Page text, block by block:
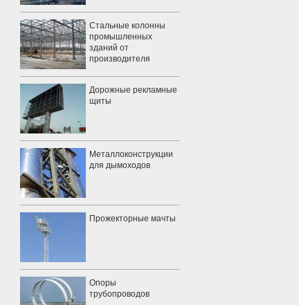
Стальные колонны
промышленных
зданий от
производителя
Дорожные рекламные
щиты
Металлоконструкции
для дымоходов
Прожекторные мачты
Опоры
трубопроводов